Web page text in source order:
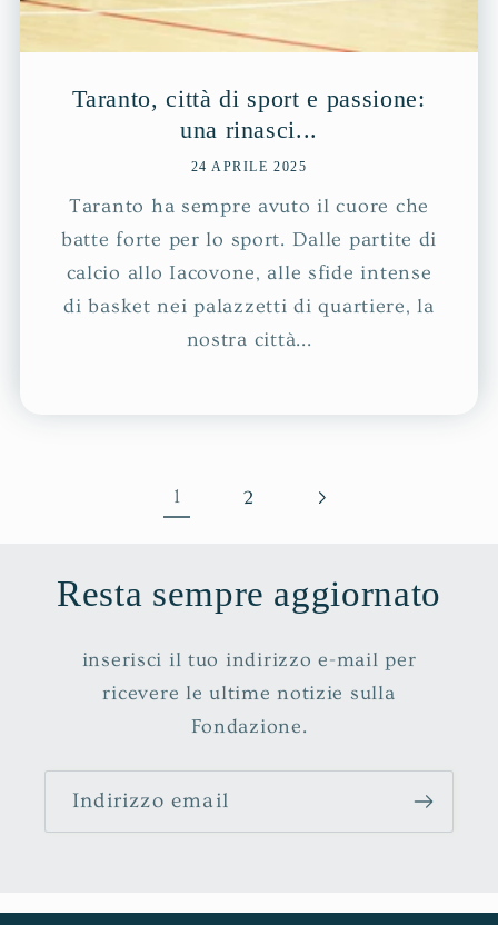
Taranto, città di sport e passione:
una rinasci...
24 APRILE 2025
Taranto ha sempre avuto il cuore che
batte forte per lo sport. Dalle partite di
calcio allo Iacovone, alle sfide intense
di basket nei palazzetti di quartiere, la
nostra città...
1 2
Resta sempre aggiornato
inserisci il tuo indirizzo e-mail per
ricevere le ultime notizie sulla
Fondazione.
Indirizzo email